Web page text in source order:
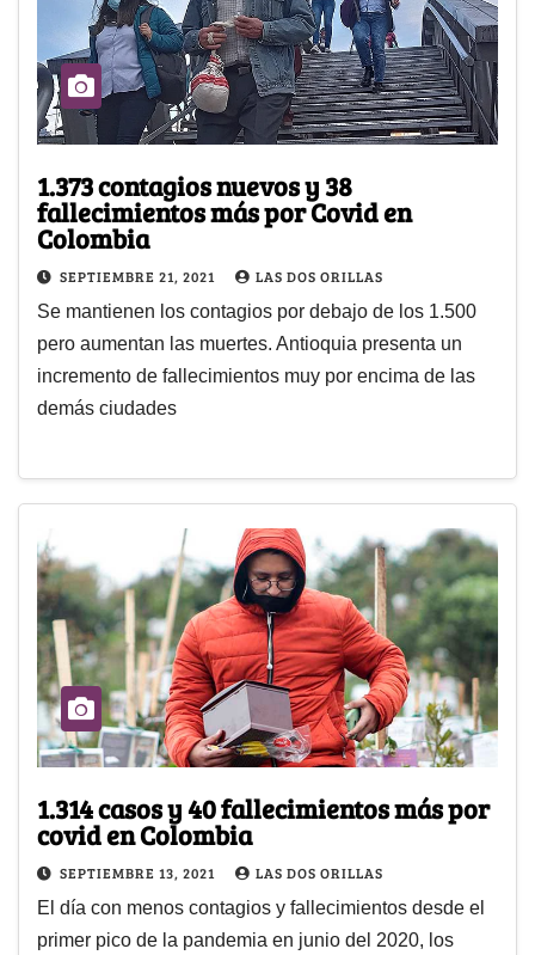
1.373 contagios nuevos y 38
fallecimientos más por Covid en
Colombia
SEPTIEMBRE 21, 2021 LAS DOS ORILLAS
Se mantienen los contagios por debajo de los 1.500
pero aumentan las muertes. Antioquia presenta un
incremento de fallecimientos muy por encima de las
demás ciudades
1.314 casos y 40 fallecimientos más por
covid en Colombia
SEPTIEMBRE 13, 2021 LAS DOS ORILLAS
El día con menos contagios y fallecimientos desde el
primer pico de la pandemia en junio del 2020, los